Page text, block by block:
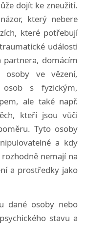
dojít ke zneužití.
který nebere
které potřebují
události
partnera, domácím
osoby ve vězení,
s fyzickým,
ale také např.
kteří jsou vůči
Tyto osoby
a kdy
nemají na
a prostředky jako
dané osoby nebo
stavu a